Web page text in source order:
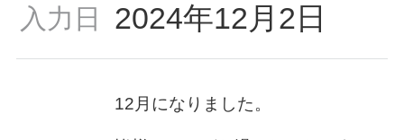
入力日 2024年12月2日
12月になりました。